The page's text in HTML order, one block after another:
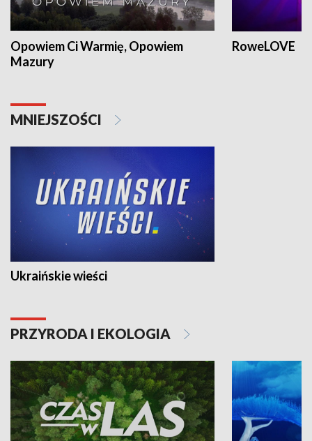
Opowiem Ci Warmię, Opowiem
Mazury
RoweLOVE
MNIEJSZOŚCI
Ukraińskie wieści
PRZYRODA I EKOLOGIA